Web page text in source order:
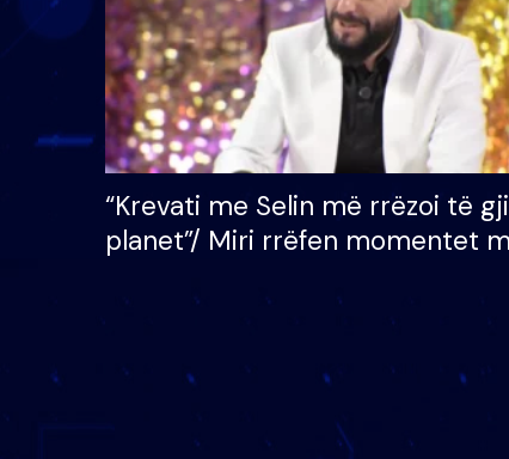
“Krevati me Selin më rrëzoi të
planet”/ Miri rrëfen momentet
mungojë zilja e mëngjesit kur…